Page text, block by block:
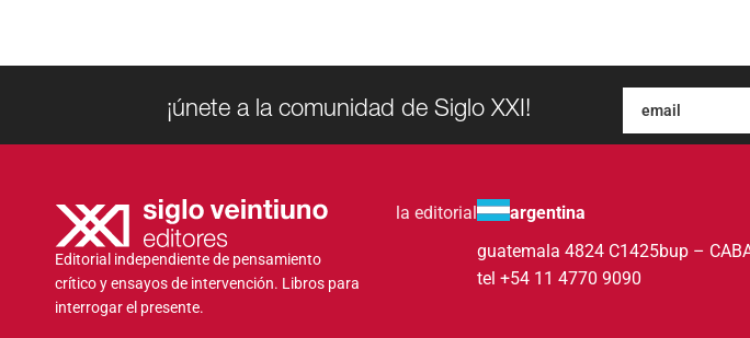
¡únete a la comunidad de Siglo XXI!
Editorial independiente de pensamiento
crítico y ensayos de intervención. Libros para
interrogar el presente.
la editorial
argentina
guatemala 4824 C1425bup –
tel +54 11 4770 9090